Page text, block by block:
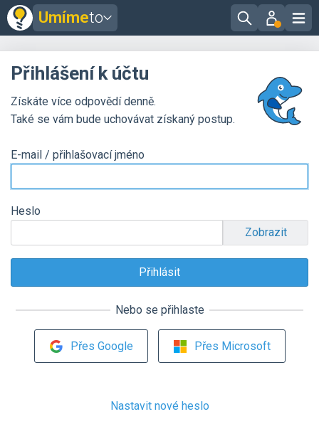
Umímeto
Přihlášení k účtu
Získáte více odpovědí denně.
Také se vám bude uchovávat získaný postup.
E-mail / přihlašovací jméno
Heslo
Zobrazit
Nebo se přihlaste
Přes Google Přes Microsoft
Nastavit nové heslo